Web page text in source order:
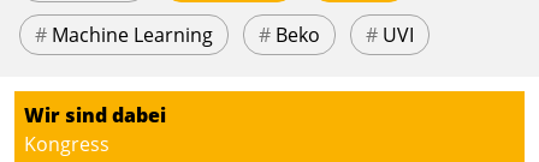
# Machine Learning # Beko # UVI
Wir sind dabei
Kongress